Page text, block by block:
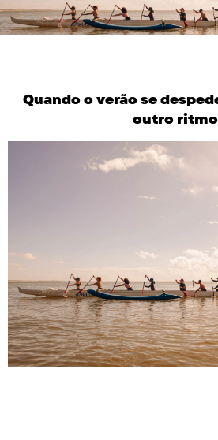
Quando o verão se
outro